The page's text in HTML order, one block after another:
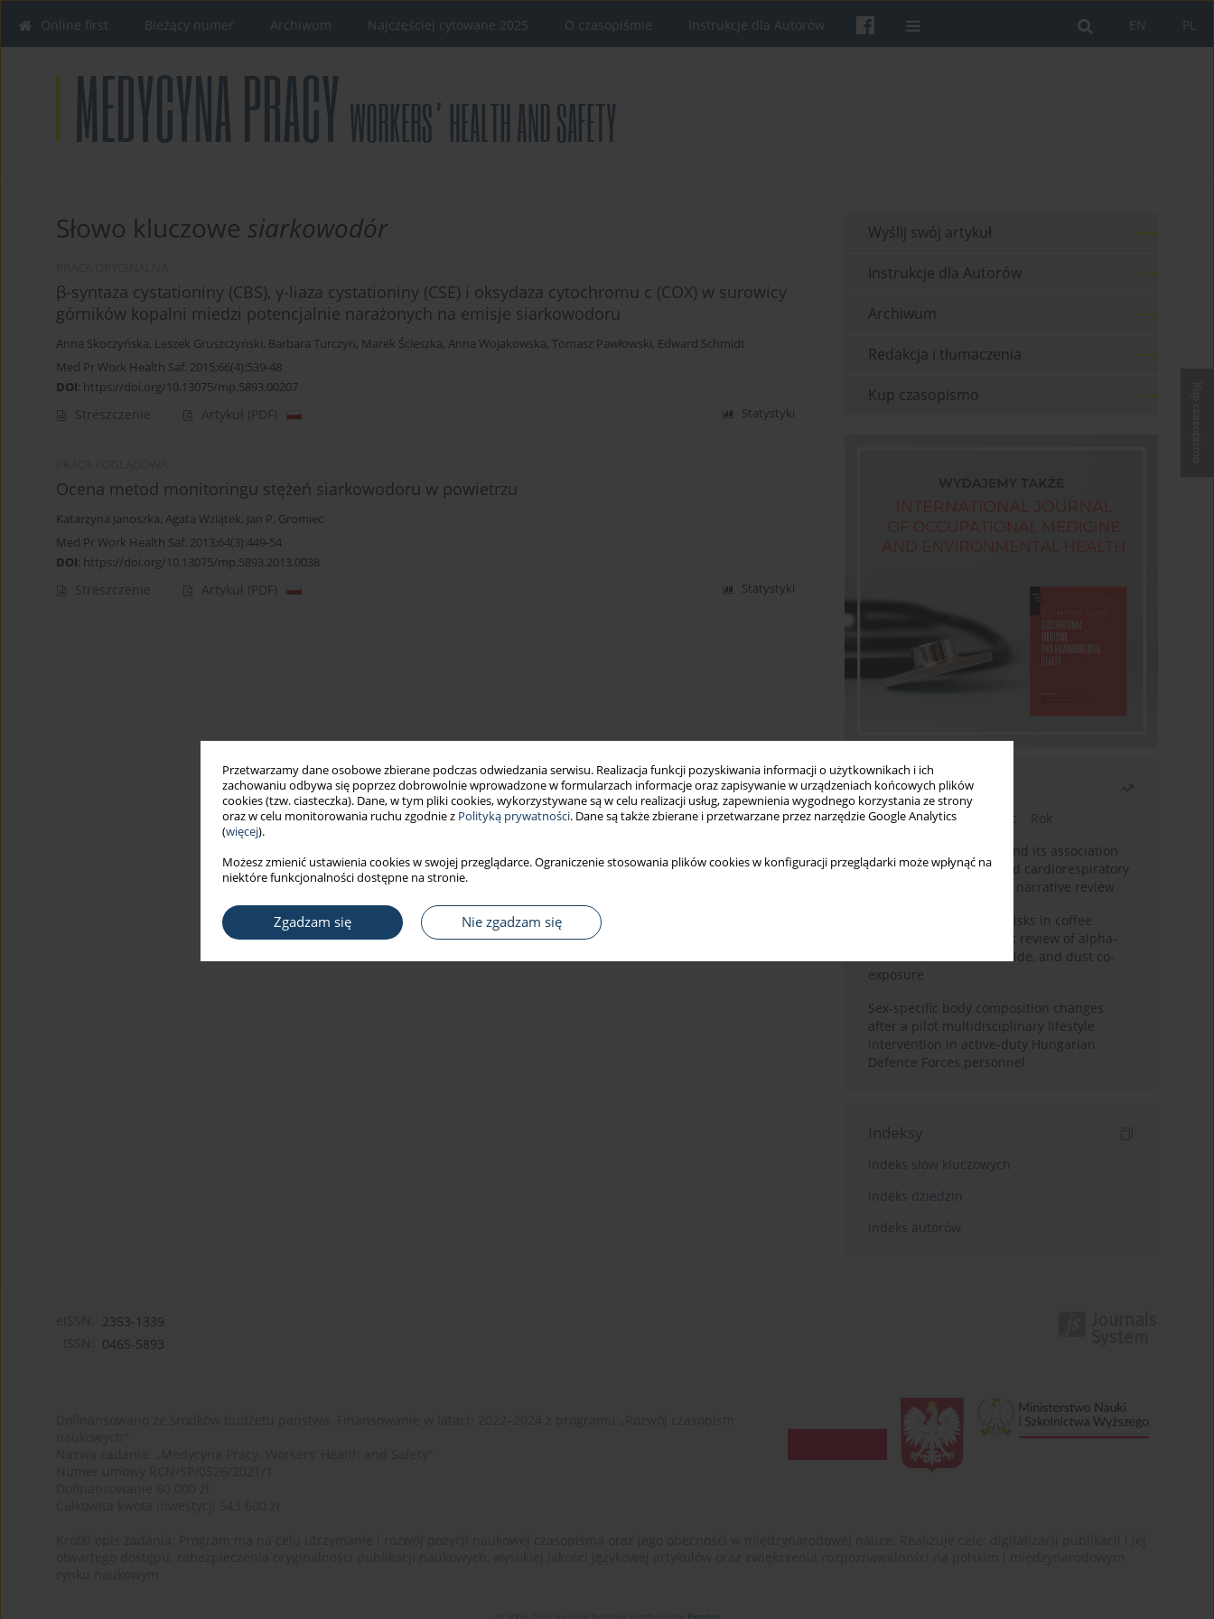
Przetwarzamy dane osobowe zbierane podczas odwiedzania serwisu. Realizacja funkcji pozyskiwania informacji o użytkownikach i ich
zachowaniu odbywa się poprzez dobrowolnie wprowadzone w formularzach informacje oraz zapisywanie w urządzeniach końcowych plików
cookies (tzw. ciasteczka). Dane, w tym pliki cookies, wykorzystywane są w celu realizacji usług, zapewnienia wygodnego korzystania ze strony
oraz w celu monitorowania ruchu zgodnie z Polityką prywatności. Dane są także zbierane i przetwarzane przez narzędzie Google Analytics
(więcej).
Możesz zmienić ustawienia cookies w swojej przeglądarce. Ograniczenie stosowania plików cookies w konfiguracji przeglądarki może wpłynąć na
niektóre funkcjonalności dostępne na stronie.
Zgadzam się Nie zgadzam się
PL
EN
Online first Bieżący numer Archiwum Najczęściej cytowane 2025 O czasopiśmie Instrukcje dla Autorów
Słowo kluczowe siarkowodór
β-syntaza cystationiny (CBS), γ-liaza cystationiny (CSE) i oksydaza cytochromu c (COX) w surowicy
górników kopalni miedzi potencjalnie narażonych na emisje siarkowodoru
Anna Skoczyńska, Leszek Gruszczyński, Barbara Turczyn, Marek Ścieszka, Anna Wojakowska, Tomasz Pawłowski, Edward Schmidt
Med Pr Work Health Saf. 2015;66(4):539-48
DOI: https://doi.org/10.13075/mp.5893.00207
Streszczenie Artykuł (PDF) Statystyki
Ocena metod monitoringu stężeń siarkowodoru w powietrzu
Katarzyna Janoszka, Agata Wziątek, Jan P. Gromiec
Med Pr Work Health Saf. 2013;64(3):449-54
DOI: https://doi.org/10.13075/mp.5893.2013.0038
Streszczenie Artykuł (PDF) Statystyki
Wyślij swój artykuł
Instrukcje dla Autorów
Archiwum
Redakcja i tłumaczenia
Kup czasopismo
Najczęściej czytane
Bieżący numer Miesiąc
Rok
Occupational burnout and its association
with physical activity and cardiorespiratory
fitness among nurses: a narrative review
Synergistic respiratory risks in coffee
processing: a systematic review of alpha-
diketone, carbon monoxide, and dust co-
exposure
Sex-specific body composition changes
after a pilot multidisciplinary lifestyle
intervention in active-duty Hungarian
Defence Forces personnel
Indeksy
Indeks słów kluczowych
Indeks dziedzin
Indeks autorów
2353-1339
0465-5893